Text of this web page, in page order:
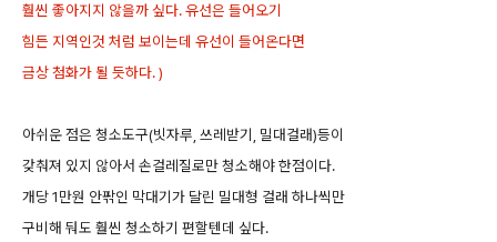
훨씬 좋아지지 않을까 싶다. 유선은 들어오기
힘든 지역인것 처럼 보이는데 유선이 들어온다면
금상 첨화가 될 듯하다. )
아쉬운 점은 청소도구(빗자루, 쓰레받기, 밀대걸래)등이
갖춰져 있지 않아서 손걸레질로만 청소해야 한점이다.
개당 1만원 안팎인 막대기가 달린 밀대형 걸래 하나씩만
구비해 둬도 훨씬 청소하기 편할텐데 싶다.